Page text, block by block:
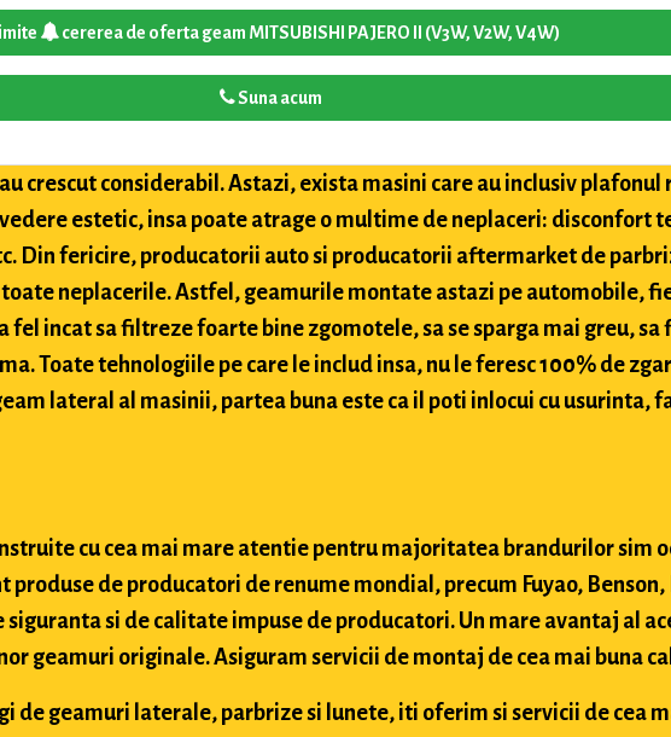
cererea de oferta geam MITSUBISHI PAJERO II (V3W, V2W, V4W)
Suna acum
crescut considerabil. Astazi, exista masini care au inclusiv plafonul
estetic, insa poate atrage o multime de neplaceri: disconfort
Din fericire, producatorii auto si producatorii aftermarket de
neplacerile. Astfel, geamurile montate astazi pe automobile,
fel incat sa filtreze foarte bine zgomotele, sa se sparga mai greu,
Toate tehnologiile pe care le includ insa, nu le feresc 100% de
lateral al masinii, partea buna este ca il poti inlocui cu usurinta,
cu cea mai mare atentie pentru majoritatea brandurilor sim
produse de producatori de renume mondial, precum Fuyao,
si de calitate impuse de producatori. Un mare avantaj al
geamuri originale. Asiguram servicii de montaj de cea mai buna
de geamuri laterale, parbrize si lunete, iti oferim si servicii de cea